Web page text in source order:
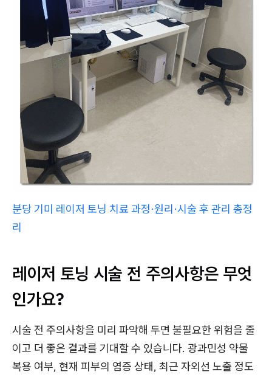
분당 기미 레이저 토닝 치료 과정·원리·시술 후 관리 총정
리
레이저 토닝 시술 전 주의사항은 무엇
인가요?
시술 전 주의사항을 미리 파악해 두면 불필요한 위험을 줄
이고 더 좋은 결과를 기대할 수 있습니다. 광과민성 약물
복용 여부, 현재 피부의 염증 상태, 최근 자외선 노출 정도